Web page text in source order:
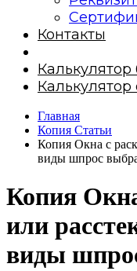
Контакты
Калькулятор
Калькулятор
Главная
Копия Статьи
Копия Окна с
виды шпрос
Копия
или
виды